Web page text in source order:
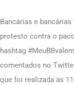
Bancárias e
protesto contra o
hashtag
comentados no
que foi realizada às